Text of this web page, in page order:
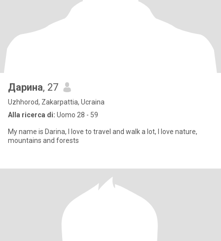
Дарина, 27
Uzhhorod, Zakarpattia, Ucraina
Alla ricerca di: Uomo 28 - 59
My name is Darina, I love to travel and walk a lot, I love nature,
mountains and forests